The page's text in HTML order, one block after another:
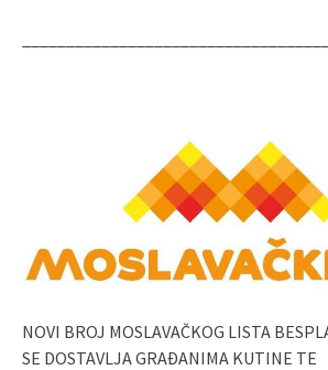
NOVI BROJ MOSLAVAČKOG LISTA
SE DOSTAVLJA GRAĐANIMA KUTINE TE